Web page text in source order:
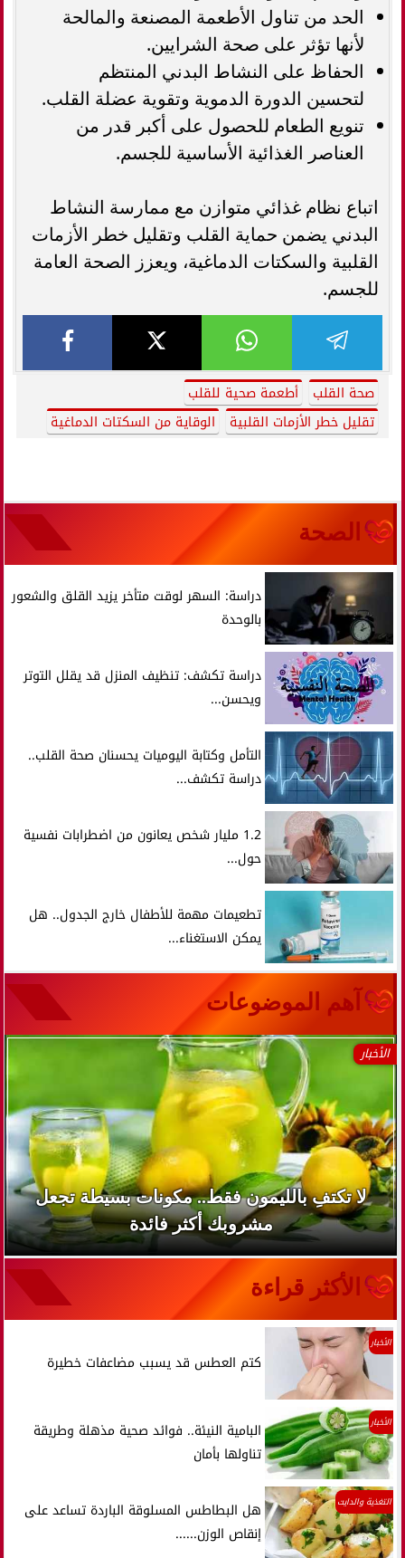
الحد من تناول الأطعمة المصنعة والمالحة
لأنها تؤثر على صحة الشرايين.
الحفاظ على النشاط البدني المنتظم
لتحسين الدورة الدموية وتقوية عضلة القلب.
تنويع الطعام للحصول على أكبر قدر من
العناصر الغذائية الأساسية للجسم.
اتباع نظام غذائي متوازن مع ممارسة النشاط
البدني يضمن حماية القلب وتقليل خطر الأزمات
القلبية والسكتات الدماغية، ويعزز الصحة العامة
للجسم.
صحة القلب
أطعمة صحية للقلب
تقليل خطر الأزمات القلبية
الوقاية من السكتات الدماغية
الصحة
دراسة: السهر لوقت متأخر يزيد القلق والشعور
بالوحدة
دراسة تكشف: تنظيف المنزل قد يقلل التوتر
ويحسن...
التأمل وكتابة اليوميات يحسنان صحة القلب..
دراسة تكشف...
1.2 مليار شخص يعانون من اضطرابات نفسية
حول...
تطعيمات مهمة للأطفال خارج الجدول.. هل
يمكن الاستغناء...
آهم الموضوعات
الأخبار
لا تكتفِ بالليمون فقط.. مكونات بسيطة تجعل
مشروبك أكثر فائدة
الأكثر قراءة
الأخبار
كتم العطس قد يسبب مضاعفات خطيرة
الأخبار
البامية النيئة.. فوائد صحية مذهلة وطريقة
تناولها بأمان
التغذية والدايت
هل البطاطس المسلوقة الباردة تساعد على
إنقاص الوزن......